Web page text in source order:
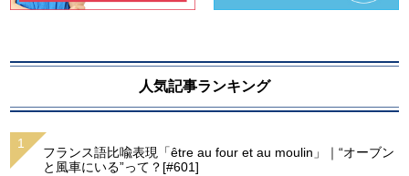
人気記事ランキング
フランス語比喩表現「être au four et au moulin」｜“オーブン
と風車にいる”って？[#601]